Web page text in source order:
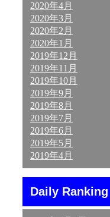
2020年4月
2020年3月
2020年2月
2020年1月
2019年12月
2019年11月
2019年10月
2019年9月
2019年8月
2019年7月
2019年6月
2019年5月
2019年4月
Daily Ranking